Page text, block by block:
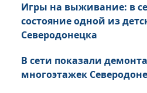
Игры на выживание: в
состояние одной из
Северодонецка
В сети показали
многоэтажек